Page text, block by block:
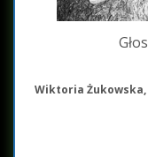
Wiktoria